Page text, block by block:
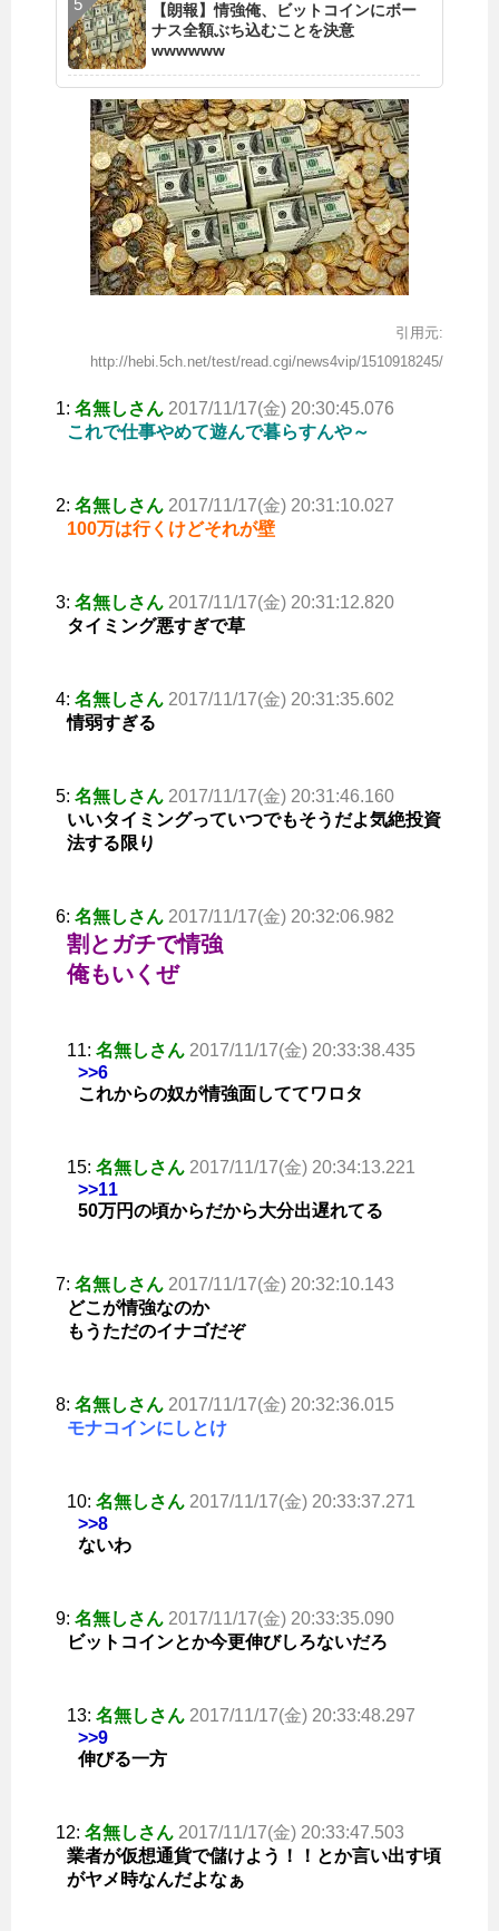
【朗報】情強俺、ビットコインにボー
ナス全額ぶち込むことを決意
wwwwww
引用元:
http://hebi.5ch.net/test/read.cgi/news4vip/1510918245/
1: 名無しさん 2017/11/17(金) 20:30:45.076
これで仕事やめて遊んで暮らすんや～
2: 名無しさん 2017/11/17(金) 20:31:10.027
100万は行くけどそれが壁
3: 名無しさん 2017/11/17(金) 20:31:12.820
タイミング悪すぎで草
4: 名無しさん 2017/11/17(金) 20:31:35.602
情弱すぎる
5: 名無しさん 2017/11/17(金) 20:31:46.160
いいタイミングっていつでもそうだよ気絶投資
法する限り
6: 名無しさん 2017/11/17(金) 20:32:06.982
割とガチで情強
俺もいくぜ
11: 名無しさん 2017/11/17(金) 20:33:38.435
>>6
これからの奴が情強面しててワロタ
15: 名無しさん 2017/11/17(金) 20:34:13.221
>>11
50万円の頃からだから大分出遅れてる
7: 名無しさん 2017/11/17(金) 20:32:10.143
どこが情強なのか
もうただのイナゴだぞ
8: 名無しさん 2017/11/17(金) 20:32:36.015
モナコインにしとけ
10: 名無しさん 2017/11/17(金) 20:33:37.271
>>8
ないわ
9: 名無しさん 2017/11/17(金) 20:33:35.090
ビットコインとか今更伸びしろないだろ
13: 名無しさん 2017/11/17(金) 20:33:48.297
>>9
伸びる一方
12: 名無しさん 2017/11/17(金) 20:33:47.503
業者が仮想通貨で儲けよう！！とか言い出す頃
がヤメ時なんだよなぁ